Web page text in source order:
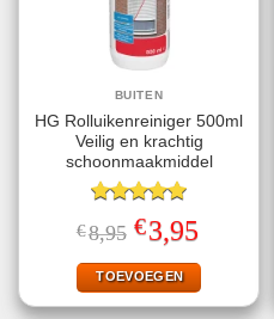
BUITEN
HG Rolluikenreiniger 500ml
Veilig en krachtig
schoonmaakmiddel
Gewaardeerd
5.00uit 5
€8,95 Oorspronkelijke
prijs
was:
€8,95.
€3,95
is:
€3,95.
TOEVOEGEN